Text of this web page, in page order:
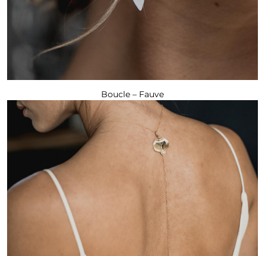
Boucle – Fauve